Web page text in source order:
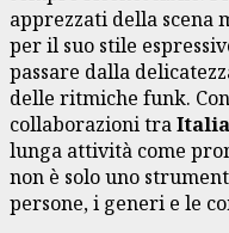
apprezzati della scena
per il suo stile
passare dalla
delle ritmiche funk.
collaborazioni traItalia
lunga attività come
non è solo uno
persone, i generi e le